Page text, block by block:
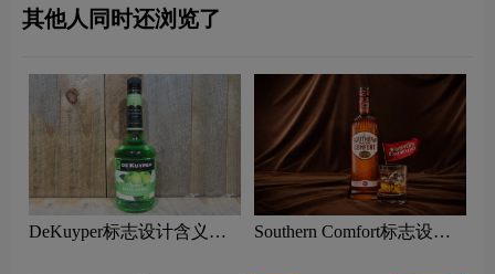
其他人同时还浏览了
DeKuyper标志设计含义及
Southern Comfort标志设计